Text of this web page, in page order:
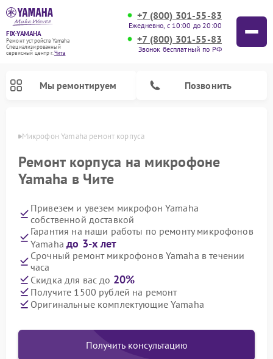
FIX-YAMAHA
Ремонт устройств Yamaha
Специализированный
cервисный центр г.Чита
+7 (800) 301-55-83
Ежедневно, с 10:00 до 20:00
+7 (800) 301-55-83
Звонок бесплатный по РФ
Мы ремонтируем Позвонить
Микрофон Yamaha ремонт корпуса
Ремонт корпуса на микрофоне
Yamaha в Чите
Привезем и увезем микрофон Yamaha
собственной доставкой
Гарантия на наши работы по ремонту микрофонов
Yamahaдо 3-х лет
Срочный ремонт микрофонов Yamaha в течении
часа
Скидка для вас до 20%
Получите 1500 рублей на ремонт
Оригинальные комплектующие Yamaha
Получить консультацию